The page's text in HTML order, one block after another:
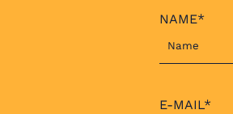
NAME*
E-MAIL*